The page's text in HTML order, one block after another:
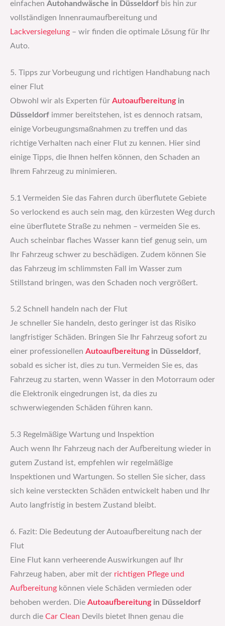
einfachen Autohandwäsche in Düsseldorf bis hin zur
vollständigen Innenraumaufbereitung und
Lackversiegelung – wir finden die optimale Lösung für Ihr
Auto.
5. Tipps zur Vorbeugung und richtigen Handhabung nach
einer Flut
Obwohl wir als Experten für Autoaufbereitungin
Düsseldorf immer bereitstehen, ist es dennoch ratsam,
einige Vorbeugungsmaßnahmen zu treffen und das
richtige Verhalten nach einer Flut zu kennen. Hier sind
einige Tipps, die Ihnen helfen können, den Schaden an
Ihrem Fahrzeug zu minimieren.
5.1 Vermeiden Sie das Fahren durch überflutete Gebiete
So verlockend es auch sein mag, den kürzesten Weg durch
eine überflutete Straße zu nehmen – vermeiden Sie es.
Auch scheinbar flaches Wasser kann tief genug sein, um
Ihr Fahrzeug schwer zu beschädigen. Zudem können Sie
das Fahrzeug im schlimmsten Fall im Wasser zum
Stillstand bringen, was den Schaden noch vergrößert.
5.2 Schnell handeln nach der Flut
Je schneller Sie handeln, desto geringer ist das Risiko
langfristiger Schäden. Bringen Sie Ihr Fahrzeug sofort zu
einer professionellen Autoaufbereitungin Düsseldorf,
sobald es sicher ist, dies zu tun. Vermeiden Sie es, das
Fahrzeug zu starten, wenn Wasser in den Motorraum oder
die Elektronik eingedrungen ist, da dies zu
schwerwiegenden Schäden führen kann.
5.3 Regelmäßige Wartung und Inspektion
Auch wenn Ihr Fahrzeug nach der Aufbereitung wieder in
gutem Zustand ist, empfehlen wir regelmäßige
Inspektionen und Wartungen. So stellen Sie sicher, dass
sich keine versteckten Schäden entwickelt haben und Ihr
Auto langfristig in bestem Zustand bleibt.
6. Fazit: Die Bedeutung der Autoaufbereitung nach der
Flut
Eine Flut kann verheerende Auswirkungen auf Ihr
Fahrzeug haben, aber mit der richtigen Pflege und
Aufbereitung können viele Schäden vermieden oder
behoben werden. Die Autoaufbereitungin Düsseldorf
durch die Car Clean Devils bietet Ihnen genau die